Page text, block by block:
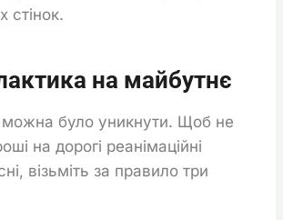
стінок.
на майбутнє
можна було уникнути. Щоб не
на дорогі реанімаційні
візьміть за правило три